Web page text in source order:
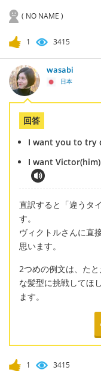
( NO NAME )
1 3415
wasabi
日本
回答
I want you to try
I want
直訳すると「違うタ
す。
ヴィクトルさんに直
思います。
2つめの例文は、た
な髪型に挑戦してほ
ます。
1 3415